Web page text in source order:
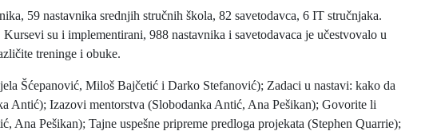
59 nastavnika srednjih stručnih škola, 82 savetodavca, 6 IT stručnjaka.
su i implementirani, 988 nastavnika i savetodavaca je učestvovalo u
treninge i obuke.
Šćepanović, Miloš Bajčetić i Darko Stefanović); Zadaci u nastavi: kako da
Antić); Izazovi mentorstva (Slobodanka Antić, Ana Pešikan); Govorite li
Ana Pešikan); Tajne uspešne pripreme predloga projekata (Stephen Quarrie);